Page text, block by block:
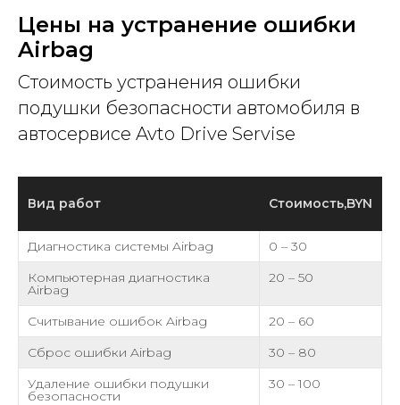
Цены на устранение ошибки
Airbag
Стоимость устранения ошибки
подушки безопасности автомобиля в
автосервисе Avto Drive Servise
Вид работ Стоимость,BYN
Диагностика системы Airbag
0 – 30
Компьютерная диагностика
Airbag
20 – 50
Считывание ошибок Airbag
20 – 60
Сброс ошибки Airbag
30 – 80
Удаление ошибки подушки
безопасности
30 – 100